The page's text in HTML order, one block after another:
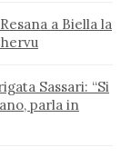
a Biella la
Sassari: “Si
parla in